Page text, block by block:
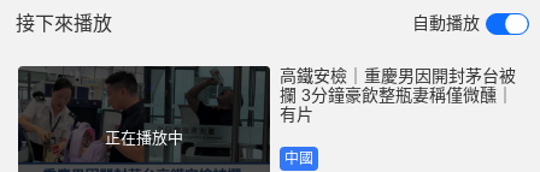
接下來播放 自動播放
正在播放中
高鐵安檢｜重慶男因開封茅台被
攔 3分鐘豪飲整瓶妻稱僅微醺｜
有片
中國